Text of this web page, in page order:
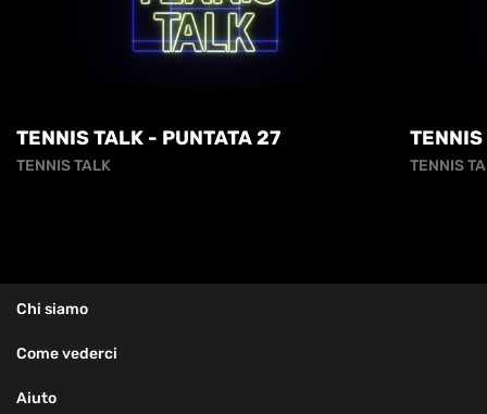
TENNIS TALK - PUNTATA 27
TENNIS TALK TENNIS
Chi siamo
Come vederci
Aiuto